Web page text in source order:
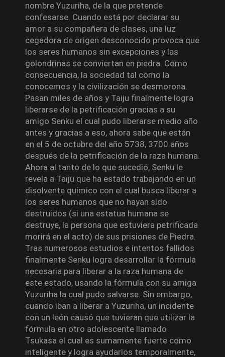
nombre Yuzuriha, de la que pretende
confesarse. Cuando está por declarar su
amor a su compañera de clases, una luz
cegadora de origen desconocido provoca que
los seres humanos sin excepciones y las
golondrinas se conviertan en piedra. Como
consecuencia, la sociedad tal como la
conocemos y la civilización se desmorona.
Pasan miles de años y Taiju finalmente logra
liberarse de la petrificación gracias a su
amigo Senku el cual pudo liberarse medio año
antes y gracias a eso, ahora sabe que están
en el 5 de octubre del año 5738, 3700 años
después de la petrificación de la raza humana.
Ahora al tanto de lo que sucedió, Senku le
revela a Taiju que ha estado trabajando en un
disolvente químico con el cual busca liberar a
los seres humanos que no hayan sido
destruidos (si una estatua humana se
destruye, la persona que estuviera petrificada
morirá en el acto) de sus prisiones de Piedra.
Tras numerosos estudios e intentos fallidos
finalmente Senku logra desarrollar la fórmula
necesaria para liberar a la raza humana de
este estado, usando la fórmula con su amiga
Yuzuriha la cual pudo salvarse. Sin embargo,
cuando iban a liberar a Yuzuriha, un incidente
con un león causó que tuvieran que utilizar la
fórmula en otro adolescente llamado
Tsukasa el cual es sumamente fuerte como
inteligente y logra ayudarlos temporalmente,